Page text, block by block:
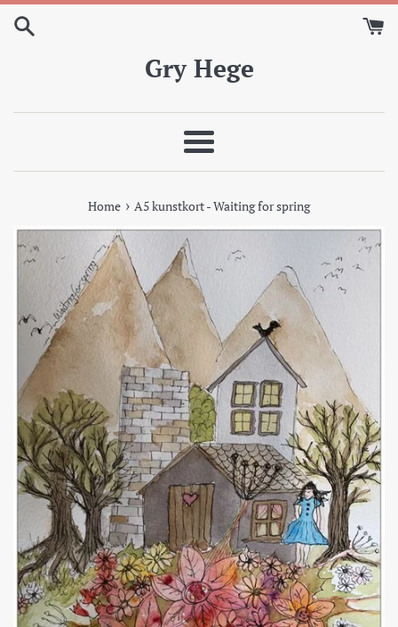
Skip
Gry Hege
Meny
Home › A5 kunstkort - Waiting for spring